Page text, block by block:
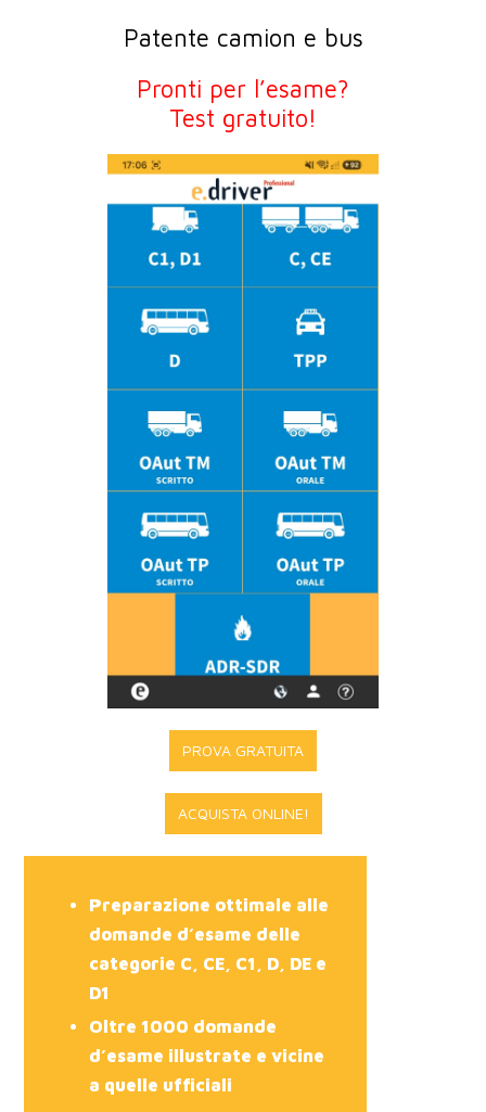
Patente camion e bus
Pronti per l’esame?
Test gratuito!
PROVA GRATUITA
ACQUISTA ONLINE!
Preparazione ottimale alle
domande d’esame delle
categorie C, CE, C1, D, DE e
D1
Oltre 1000 domande
d’esame illustrate e vicine
a quelle ufficiali